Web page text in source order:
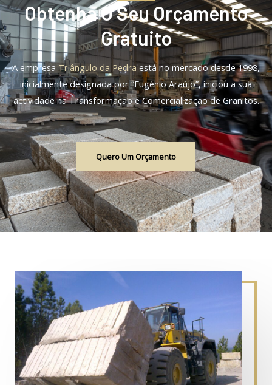
Obtenha O Seu Orçamento
Gratuito
A empresa Triângulo da Pedraestá no mercado desde 1998,
inicialmente designada por “Eugénio Araújo”, iniciou a sua
actividade na Transformação e Comercialização de Granitos.
Quero Um Orçamento